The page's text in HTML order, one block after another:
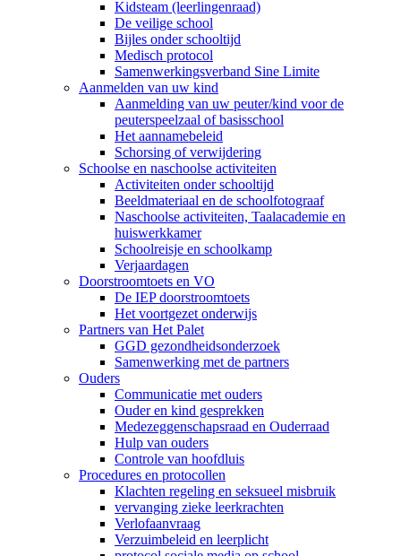
Kidsteam (leerlingenraad)
De veilige school
Bijles onder schooltijd
Medisch protocol
Samenwerkingsverband Sine Limite
Aanmelden van uw kind
Aanmelding van uw peuter/kind voor de
peuterspeelzaal of basisschool
Het aannamebeleid
Schorsing of verwijdering
Schoolse en naschoolse activiteiten
Activiteiten onder schooltijd
Beeldmateriaal en de schoolfotograaf
Naschoolse activiteiten, Taalacademie en
huiswerkkamer
Schoolreisje en schoolkamp
Verjaardagen
Doorstroomtoets en VO
De IEP doorstroomtoets
Het voortgezet onderwijs
Partners van Het Palet
GGD gezondheidsonderzoek
Samenwerking met de partners
Ouders
Communicatie met ouders
Ouder en kind gesprekken
Medezeggenschapsraad en Ouderraad
Hulp van ouders
Controle van hoofdluis
Procedures en protocollen
Klachten regeling en seksueel misbruik
vervanging zieke leerkrachten
Verlofaanvraag
Verzuimbeleid en leerplicht